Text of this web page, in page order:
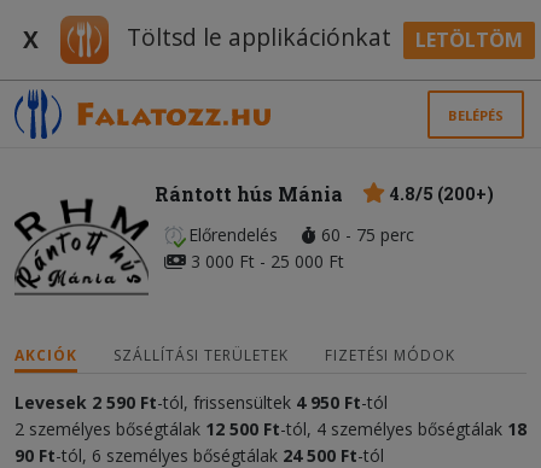
X Töltsd le applikációnkat LETÖLTÖM
BELÉPÉS
Rántott hús Mánia
4.8/5 (200+)
Előrendelés
60 - 75 perc
3 000 Ft - 25 000 Ft
AKCIÓK SZÁLLÍTÁSI TERÜLETEK FIZETÉSI MÓDOK
Levesek 2 590 Ft-tól, frissensültek 4 950 Ft-tól
2 személyes bőségtálak 12 500 Ft-tól, 4 személyes bőségtálak 18
90 Ft-tól, 6 személyes bőségtálak 24500 Ft-tól